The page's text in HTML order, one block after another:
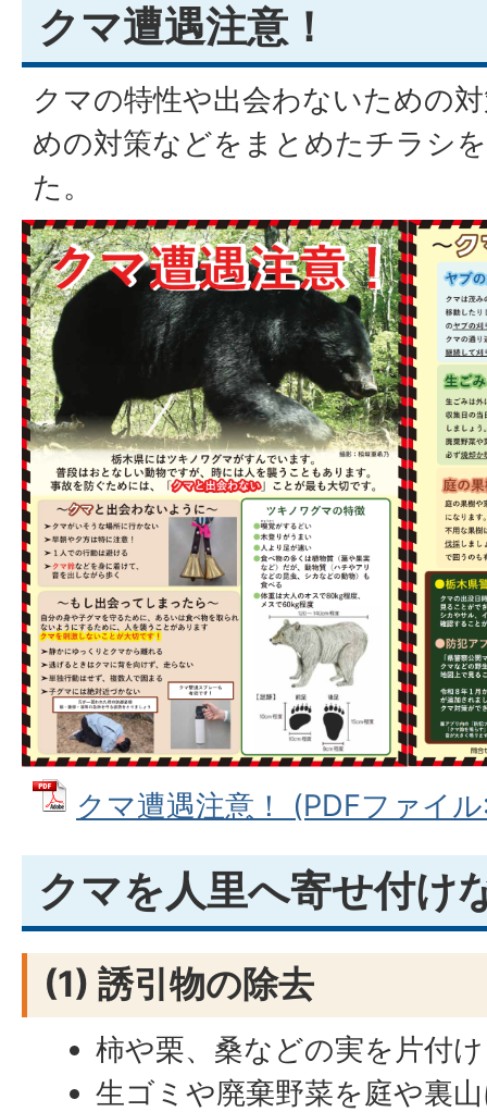
クマ遭遇注意！
クマの特性や出会わないための
めの対策などをまとめたチラシ
た。
クマ遭遇注意！ (PDFファイ
クマを人里へ寄せ付け
(1) 誘引物の除去
柿や栗、桑などの実を片付
生ゴミや廃棄野菜を庭や裏